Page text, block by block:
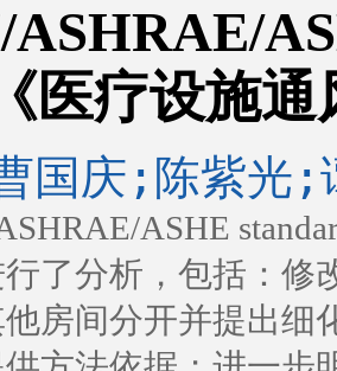
医疗设施
国庆;陈紫光
ASHE
了分析，包括：修
他房间分开并提出细